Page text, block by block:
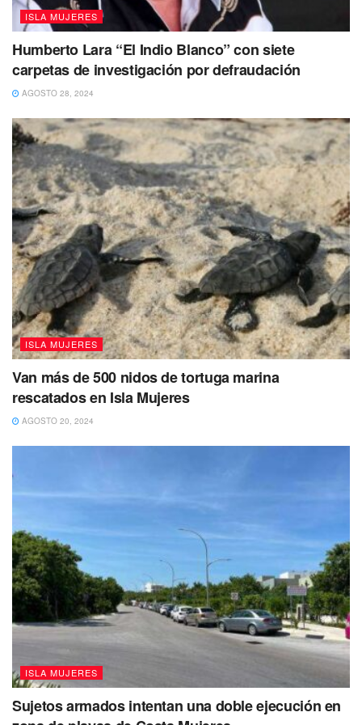
Tags: Atenea Gómez Ricalde Isla Mujeres
ISLA MUJERES
Humberto Lara “El Indio Blanco” con siete
carpetas de investigación por defraudación
AGOSTO 28, 2024
ISLA MUJERES
Van más de 500 nidos de tortuga marina
rescatados en Isla Mujeres
AGOSTO 20, 2024
ISLA MUJERES
Sujetos armados intentan una doble ejecución en